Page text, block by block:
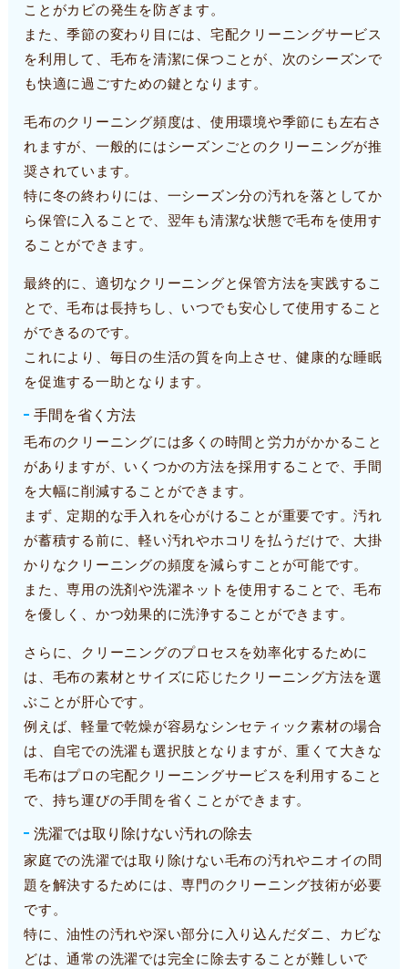
ことがカビの発生を防ぎます。
また、季節の変わり目には、宅配クリーニングサービス
を利用して、毛布を清潔に保つことが、次のシーズンで
も快適に過ごすための鍵となります。
毛布のクリーニング頻度は、使用環境や季節にも左右さ
れますが、一般的にはシーズンごとのクリーニングが推
奨されています。
特に冬の終わりには、一シーズン分の汚れを落としてか
ら保管に入ることで、翌年も清潔な状態で毛布を使用す
ることができます。
最終的に、適切なクリーニングと保管方法を実践するこ
とで、毛布は長持ちし、いつでも安心して使用すること
ができるのです。
これにより、毎日の生活の質を向上させ、健康的な睡眠
を促進する一助となります。
手間を省く方法
毛布のクリーニングには多くの時間と労力がかかること
がありますが、いくつかの方法を採用することで、手間
を大幅に削減することができます。
まず、定期的な手入れを心がけることが重要です。汚れ
が蓄積する前に、軽い汚れやホコリを払うだけで、大掛
かりなクリーニングの頻度を減らすことが可能です。
また、専用の洗剤や洗濯ネットを使用することで、毛布
を優しく、かつ効果的に洗浄することができます。
さらに、クリーニングのプロセスを効率化するために
は、毛布の素材とサイズに応じたクリーニング方法を選
ぶことが肝心です。
例えば、軽量で乾燥が容易なシンセティック素材の場合
は、自宅での洗濯も選択肢となりますが、重くて大きな
毛布はプロの宅配クリーニングサービスを利用すること
で、持ち運びの手間を省くことができます。
洗濯では取り除けない汚れの除去
家庭での洗濯では取り除けない毛布の汚れやニオイの問
題を解決するためには、専門のクリーニング技術が必要
です。
特に、油性の汚れや深い部分に入り込んだダニ、カビな
どは、通常の洗濯では完全に除去することが難しいで